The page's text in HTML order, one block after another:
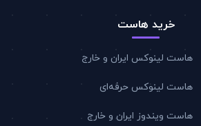
خرید هاست
هاست لینوکس ایران و خارج
هاست لینوکس حرفه‌ای
هاست ویندوز ایران و خارج